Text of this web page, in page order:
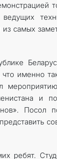
самых
именно
и
Посол
ребят.